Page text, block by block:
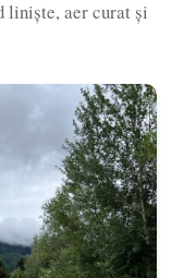
liniște, aer curat și